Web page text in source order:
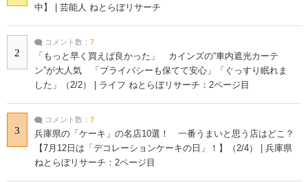
中】 | 芸能人 ねとらぼリサーチ
2
コメント数： 7
「もっと早く買えば良かった」 カインズの“車内遮光カーテ
ン”が大人気 「プライバシーも保てて安心」「ぐっすり眠れま
した」（2/2） | ライフ ねとらぼリサーチ：2ページ目
3
コメント数： 7
兵庫県の「ケーキ」の名店10選！ 一番うまいと思う店はどこ？
【7月12日は「デコレーションケーキの日」！】（2/4） | 兵庫県
ねとらぼリサーチ：2ページ目